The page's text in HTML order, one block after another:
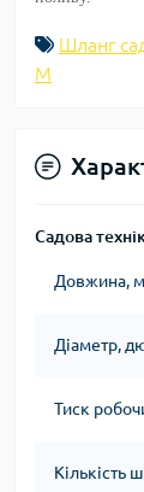
Шланг
М
Садова
Довжина, м
Діаметр,
Тиск
Кількість